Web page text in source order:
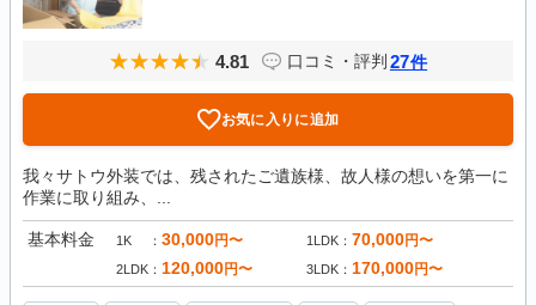
4.81 口コミ・評判 27件
お気に入りに追加
我々サトウ外装では、残されたご遺族様、故人様の想いを第一に
作業に取り組み、...
基本料金 1K 30,000円〜 1LDK 70,000円〜
2LDK 120,000円〜 3LDK 170,000円〜